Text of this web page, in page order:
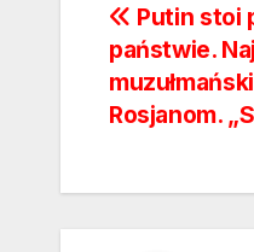
wpisu
Putin stoi
państwie.
Rosjanom.